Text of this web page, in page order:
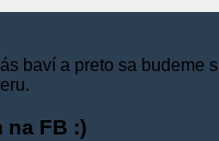
baví a preto sa
na FB :)